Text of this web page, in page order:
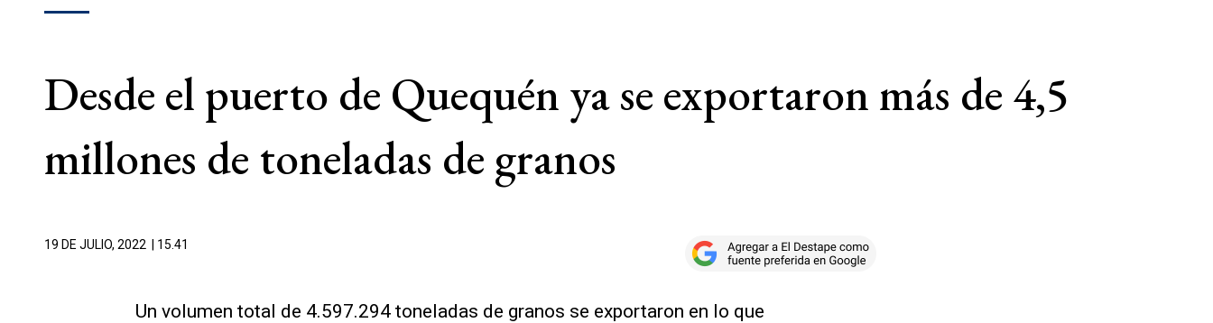
Desde el puerto de Quequén ya se exportaron más de 4,5
millones de toneladas de granos
19 DE JULIO, 2022 | 15.41
Un volumen total de 4.597.294 toneladas de granos se exportaron en lo que